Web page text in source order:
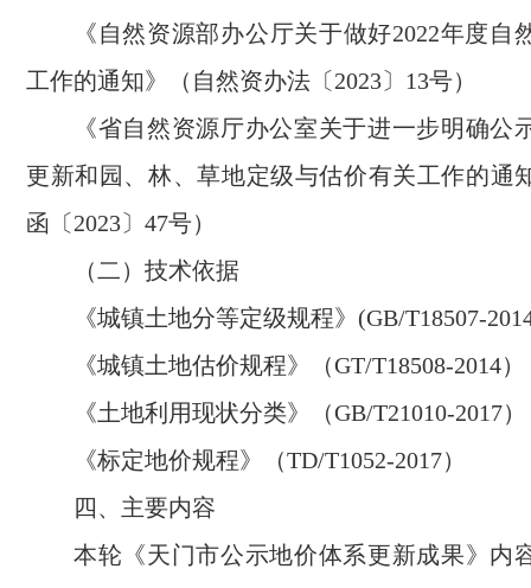
《自然资源部办公厅关于做好2022年度自
工作的通知》（自然资办法〔2023〕13号）
《省自然资源厅办公室关于进一步明确公
更新和园、林、草地定级与估价有关工作的通
函〔2023〕47号）
（二）技术依据
《城镇土地分等定级规程》(GB/T18507-
《城镇土地估价规程》（GT/T18508-2014）
《土地利用现状分类》（GB/T21010-2017）
《标定地价规程》（TD/T1052-2017）
四、主要内容
本轮《天门市公示地价体系更新成果》内